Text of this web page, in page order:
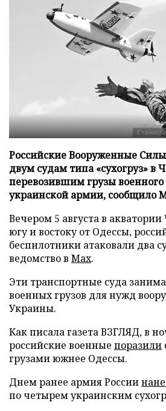
Российские Вооруженные
двум судам типа «сухогруз» в
перевозившим грузы
украинской армии, сообщило
Вечером 5 августа в
югу и востоку от Одессы,
беспилотники атаковали два
ведомство в Max.
Эти транспортные суда
военных грузов для нужд
Украины.
Как писала газета ВЗГЛЯД, в
российские военные поразили
грузами южнее Одессы.
Днем ранее армия России
по четырем украинским